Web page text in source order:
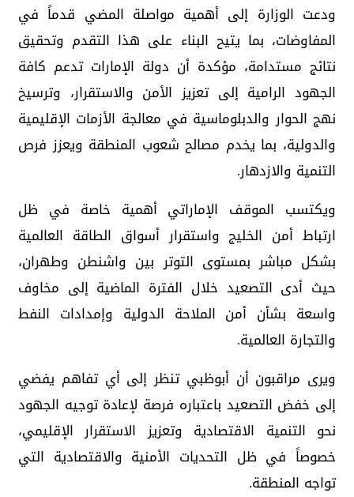
ودعت الوزارة إلى أهمية مواصلة المضي قدماً في
المفاوضات، بما يتيح البناء على هذا التقدم وتحقيق
نتائج مستدامة، مؤكدة أن دولة الإمارات تدعم كافة
الجهود الرامية إلى تعزيز الأمن والاستقرار، وترسيخ
نهج الحوار والدبلوماسية في معالجة الأزمات الإقليمية
والدولية، بما يخدم مصالح شعوب المنطقة ويعزز فرص
التنمية والازدهار.
ويكتسب الموقف الإماراتي أهمية خاصة في ظل
ارتباط أمن الخليج واستقرار أسواق الطاقة العالمية
بشكل مباشر بمستوى التوتر بين واشنطن وطهران،
حيث أدى التصعيد خلال الفترة الماضية إلى مخاوف
واسعة بشأن أمن الملاحة الدولية وإمدادات النفط
والتجارة العالمية.
ويرى مراقبون أن أبوظبي تنظر إلى أي تفاهم يفضي
إلى خفض التصعيد باعتباره فرصة لإعادة توجيه الجهود
نحو التنمية الاقتصادية وتعزيز الاستقرار الإقليمي،
خصوصاً في ظل التحديات الأمنية والاقتصادية التي
تواجه المنطقة.